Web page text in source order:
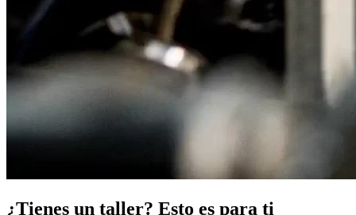
¿Tienes un taller? Esto es para ti